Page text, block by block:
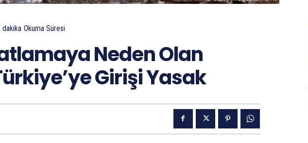
dakika Okuma Süresi
Neden Olan
Girişi Yasak